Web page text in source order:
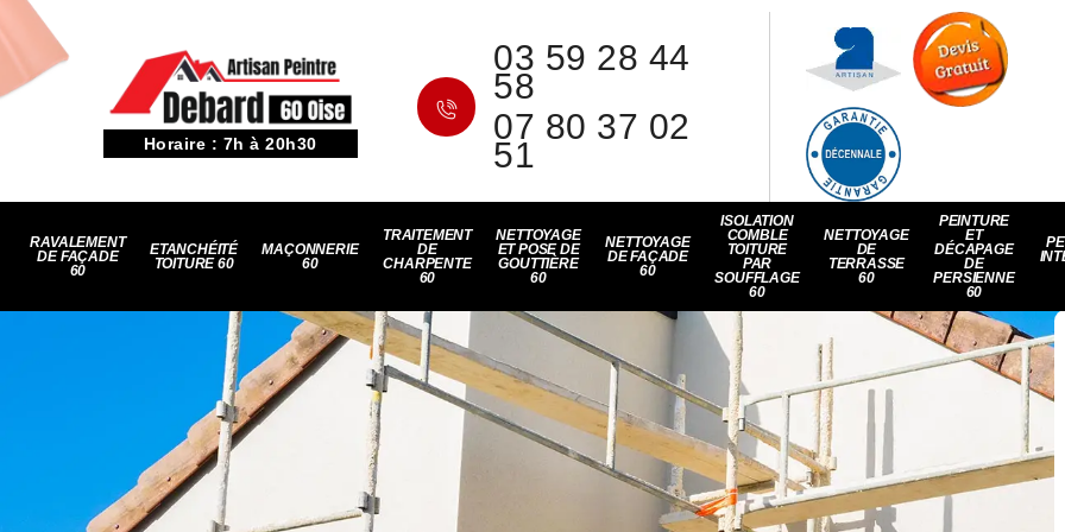
Horaire : 7h à 20h30
03 59 28 44
58
07 80 37 02
51
RAVALEMENT
DE FAÇADE
60
ETANCHÉITÉ
TOITURE 60
MAÇONNERIE
60
TRAITEMENT
DE
CHARPENTE
60
NETTOYAGE
ET POSE DE
GOUTTIÈRE
60
NETTOYAGE
DE FAÇADE
60
ISOLATION
COMBLE
TOITURE
PAR
SOUFFLAGE
60
NETTOYAGE
DE
TERRASSE
60
PEINTURE
ET
DÉCAPAGE
DE
PERSIENNE
60